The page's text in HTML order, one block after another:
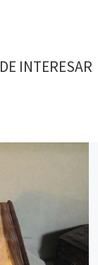
INTERESAR